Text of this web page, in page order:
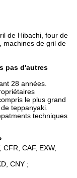
de Hibachi, four de
machines de gril de
pas d'autres
28 années.
le plus grand
teppanyaki.
techniques
CAF, EXW,
CNY ;